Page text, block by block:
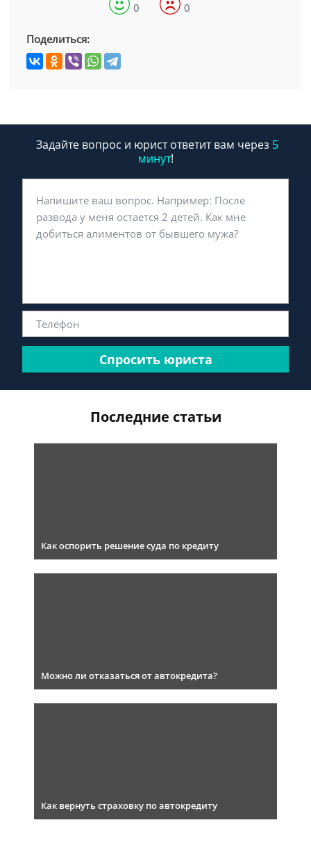
0 0
Поделиться:
Задайте вопрос и юрист ответит вам через 5
минут!
Спросить юриста
Последние статьи
Как оспорить решение суда по кредиту
Можно ли отказаться от автокредита?
Как вернуть страховку по автокредиту